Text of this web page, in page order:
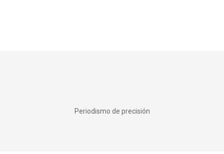
Periodismo de precisión